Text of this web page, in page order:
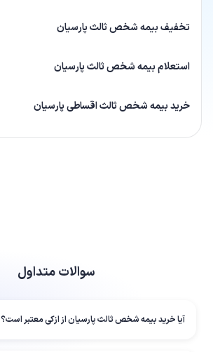
تخفیف بیمه شخص ثالث پارسیان
استعلام بیمه شخص ثالث پارسیان
خرید بیمه شخص ثالث اقساطی پارسیان
سوالات متداول
آیا خرید بیمه شخص ثالث پارسیان از ازکی معتبر است؟